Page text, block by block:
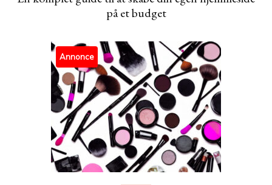
på et budget
Annonce